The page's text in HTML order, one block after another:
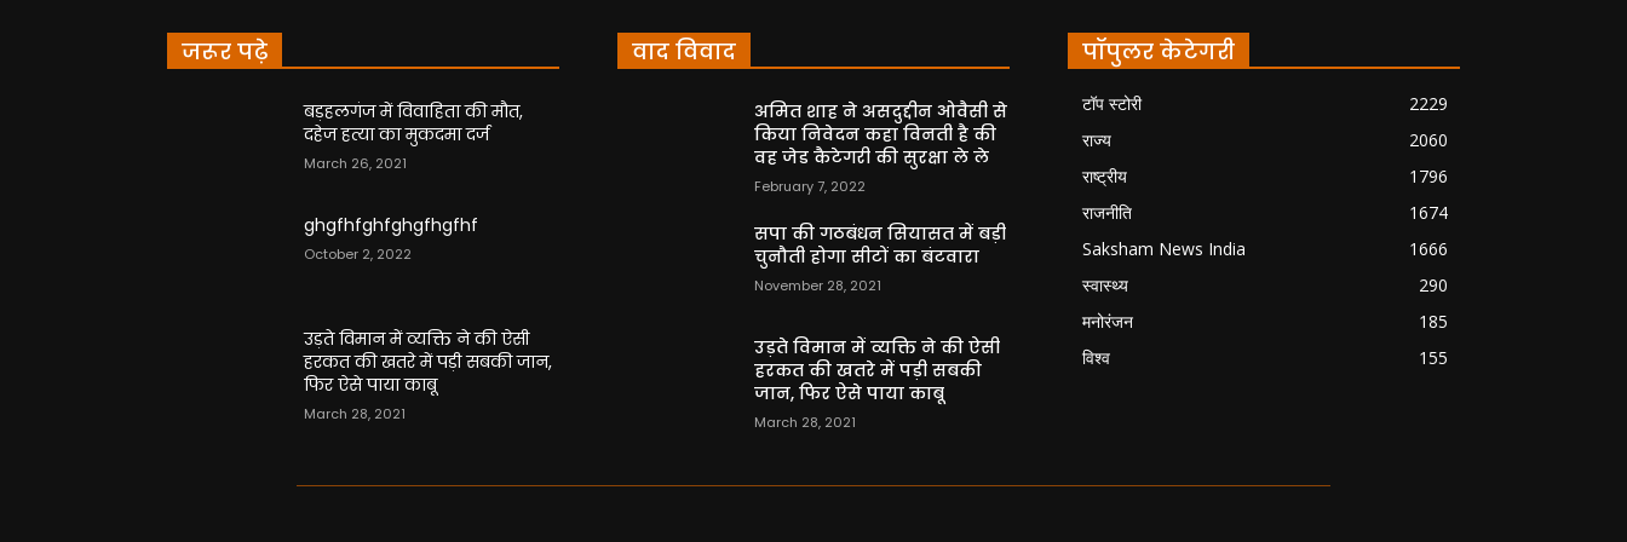
जरूर पढ़े
बड़हलगंज में विवाहिता की मौत,
दहेज हत्या का मुकदमा दर्ज
March 26, 2021
ghgfhfghfghgfhgfhf
October 2, 2022
उड़ते विमान में व्यक्ति ने की ऐसी
हरकत की खतरे में पड़ी सबकी जान,
फिर ऐसे पाया काबू
March 28, 2021
वाद विवाद
अमित शाह ने असदुद्दीन ओवैसी से
किया निवेदन कहा विनती है की
वह जेड कैटेगरी की सुरक्षा ले ले
February 7, 2022
सपा की गठबंधन सियासत में बड़ी
चुनौती होगा सीटों का बंटवारा
November 28, 2021
उड़ते विमान में व्यक्ति ने की ऐसी
हरकत की खतरे में पड़ी सबकी
जान, फिर ऐसे पाया काबू
March 28, 2021
पॉपुलर केटेगरी
टॉप स्टोरी
2229
राज्य
2060
राष्ट्रीय
1796
राजनीति
1674
Saksham News India
1666
स्वास्थ्य
290
मनोरंजन
185
विश्व
155